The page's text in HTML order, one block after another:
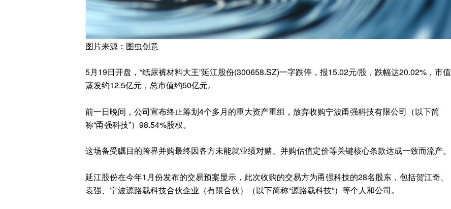
图片来源：图虫创意
5月19日开盘，“纸尿裤材料大王”延江股份(300658.SZ)一字跌停，报15.02元/股，跌幅达20.02%，市值
蒸发约12.5亿元，总市值约50亿元。
前一日晚间，公司宣布终止筹划4个多月的重大资产重组，放弃收购宁波甬强科技有限公司（以下简
称“甬强科技”）98.54%股权。
这场备受瞩目的跨界并购最终因各方未能就业绩对赌、并购估值定价等关键核心条款达成一致而流产。
延江股份在今年1月份发布的交易预案显示，此次收购的交易方为甬强科技的28名股东，包括贺江奇、
袁强、宁波源路载科技合伙企业（有限合伙）（以下简称“源路载科技”）等个人和公司。